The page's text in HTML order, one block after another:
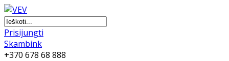
Prisijungti
Skambink
+370 678 68 888